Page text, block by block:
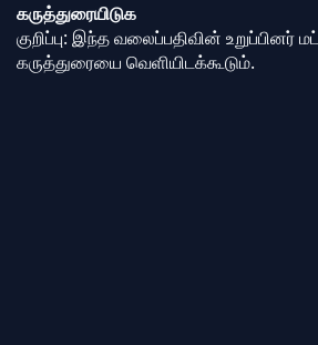
கருத்துரையிடுக
குறிப்பு: இந்த வலைப்பதிவின் உறுப்பினர்
கருத்துரையை வெளியிடக்கூடும்.